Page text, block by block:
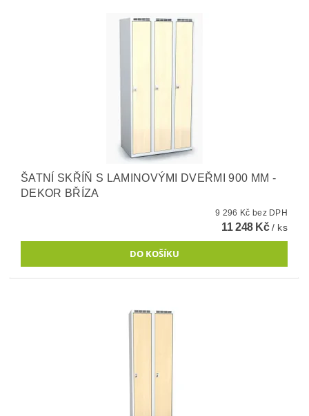
ŠATNÍ SKŘÍŇ S LAMINOVÝMI DVEŘMI 900 MM -
DEKOR BŘÍZA
9 296 Kč bez DPH
11 248 Kč/ ks